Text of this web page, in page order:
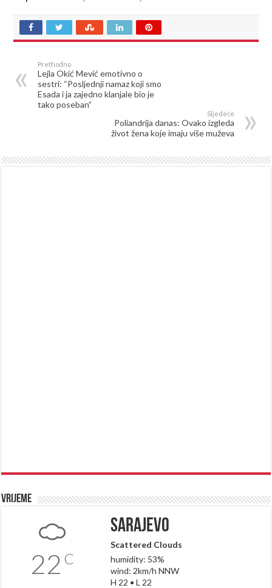
Prethodno
Lejla Okić Mević emotivno o
sestri: “Posljednji namaz koji smo
Esada i ja zajedno klanjale bio je
tako poseban”
Sljedeće
Poliandrija danas: Ovako izgleda
život žena koje imaju više muževa
Vrijeme
22 C
Sarajevo
Scattered Clouds
humidity: 53%
wind: 2km/h NNW
H 22 • L 22